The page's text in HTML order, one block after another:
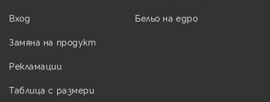
Вход Бельо на едро
Замяна на продукт
Рекламации
Таблица с размери